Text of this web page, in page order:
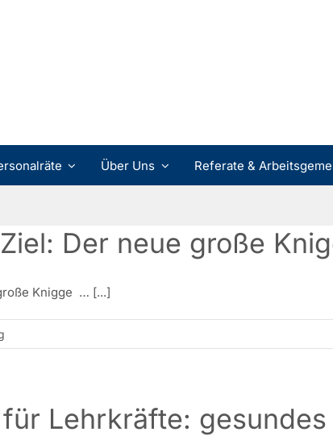
Über Uns Referate &
Der neue große
Knigge … [...]
für Lehrkräfte: